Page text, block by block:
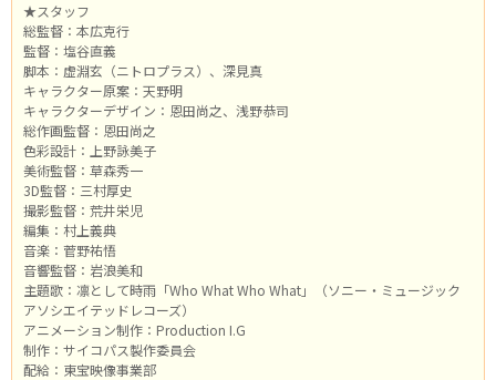
★スタッフ
総監督：本広克行
監督：塩谷直義
脚本：虚淵玄（ニトロプラス）、深見真
キャラクター原案：天野明
キャラクターデザイン：恩田尚之、浅野恭司
総作画監督：恩田尚之
色彩設計：上野詠美子
美術監督：草森秀一
3D監督：三村厚史
撮影監督：荒井栄児
編集：村上義典
音楽：菅野祐悟
音響監督：岩浪美和
主題歌：凛として時雨「Who What Who What」（ソニー・ミュージック
アソシエイテッドレコーズ）
アニメーション制作：Production I.G
制作：サイコパス製作委員会
配給：東宝映像事業部